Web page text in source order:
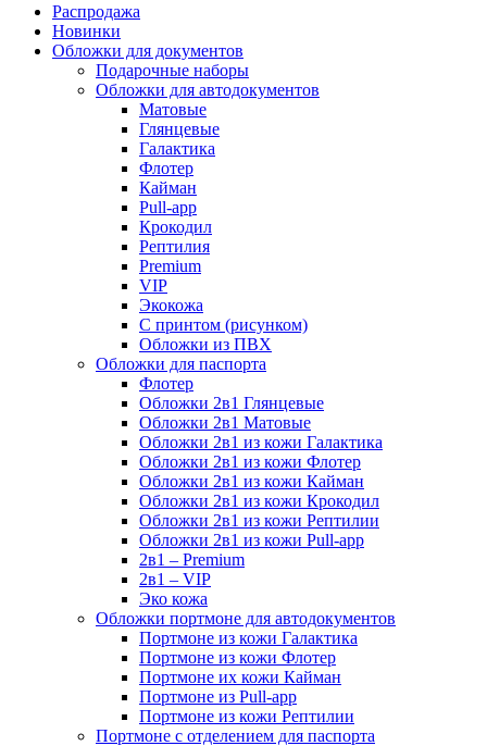
Распродажа
Новинки
Обложки для документов
Подарочные наборы
Обложки для автодокументов
Матовые
Глянцевые
Галактика
Флотер
Кайман
Pull-app
Крокодил
Рептилия
Premium
VIP
Экокожа
С принтом (рисунком)
Обложки из ПВХ
Обложки для паспорта
Флотер
Обложки 2в1 Глянцевые
Обложки 2в1 Матовые
Обложки 2в1 из кожи Галактика
Обложки 2в1 из кожи Флотер
Обложки 2в1 из кожи Кайман
Обложки 2в1 из кожи Крокодил
Обложки 2в1 из кожи Рептилии
Обложки 2в1 из кожи Pull-app
2в1 – Premium
2в1 – VIP
Эко кожа
Обложки портмоне для автодокументов
Портмоне из кожи Галактика
Портмоне из кожи Флотер
Портмоне их кожи Кайман
Портмоне из Pull-app
Портмоне из кожи Рептилии
Портмоне с отделением для паспорта